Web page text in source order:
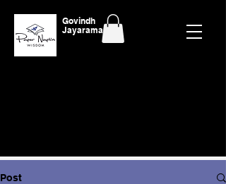
Govindh
Jayaraman
Post